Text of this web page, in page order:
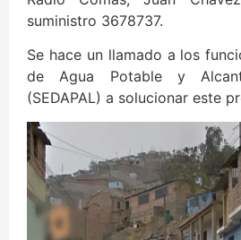
suministro 3678737.
Se hace un llamado a los
de Agua Potable y
(SEDAPAL) a solucionar este